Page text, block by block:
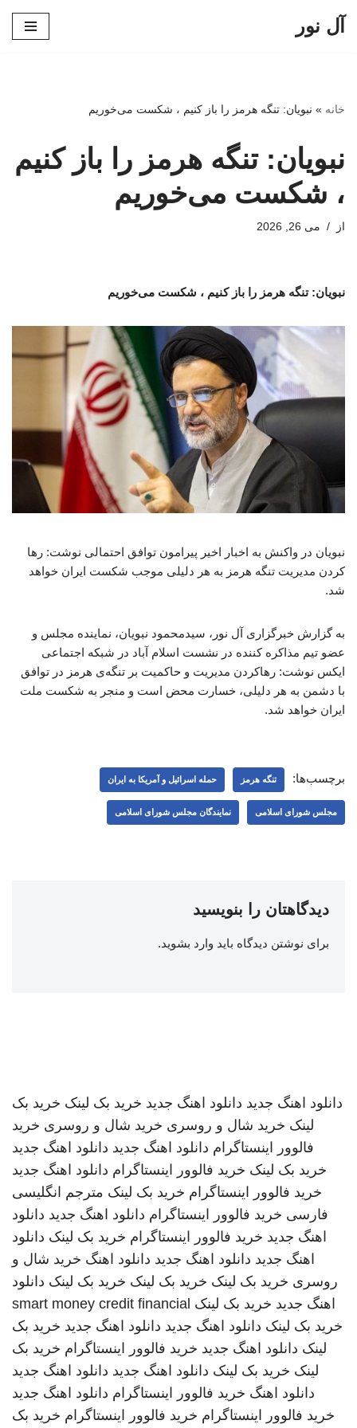
آل نور
خانه » نبویان: تنگه هرمز را باز کنیم ، شکست می‌خوریم
نبویان: تنگه هرمز را باز کنیم
، شکست می‌خوریم
از می 26, 2026
نبویان: تنگه هرمز را باز کنیم ، شکست می‌خوریم
نبویان در واکنش به اخبار اخیر پیرامون توافق احتمالی نوشت: رها
کردن مدیریت تنگه هرمز به هر دلیلی موجب شکست ایران خواهد
شد.
به گزارش خبرگزاری آل نور، سیدمحمود نبویان، نماینده مجلس و
عضو تیم مذاکره کننده در نشست اسلام آباد در شبکه اجتماعی
ایکس نوشت: رهاکردن مدیریت و حاکمیت بر تنگه‌ی هرمز در توافق
با دشمن به هر دلیلی، خسارت محض است و منجر به شکست ملت
ایران خواهد شد.
برچسب‌ها: تنگه هرمز حمله اسرائیل و آمریکا به ایران
مجلس شورای اسلامی نمایندگان مجلس شورای اسلامی
دیدگاهتان را بنویسید
برای نوشتن دیدگاه باید وارد بشوید.
دانلود اهنگ جدید دانلود اهنگ جدید خرید بک لینک خرید بک
لینک خرید شال و روسری خرید شال و روسری خرید
فالوور اینستاگرام دانلود اهنگ جدید دانلود اهنگ جدید
خرید بک لینک خرید فالوور اینستاگرام دانلود اهنگ جدید
خرید فالوور اینستاگرام خرید بک لینک مترجم انگلیسی
فارسی خرید فالوور اینستاگرام دانلود اهنگ جدید دانلود
اهنگ جدید خرید فالوور اینستاگرام خرید بک لینک دانلود
اهنگ جدید دانلود اهنگ جدید دانلود اهنگ خرید شال و
روسری خرید بک لینک خرید بک لینک خرید بک لینک دانلود
اهنگ جدید خرید بک لینک smart money credit financial
خرید بک لینک دانلود اهنگ جدید دانلود اهنگ جدید خرید بک
لینک دانلود اهنگ جدید خرید فالوور اینستاگرام خرید بک
لینک خرید بک لینک دانلود اهنگ جدید دانلود اهنگ جدید
دانلود اهنگ خرید فالوور اینستاگرام دانلود اهنگ جدید
خرید فالوور اینستاگرام خرید فالوور اینستاگرام خرید بک